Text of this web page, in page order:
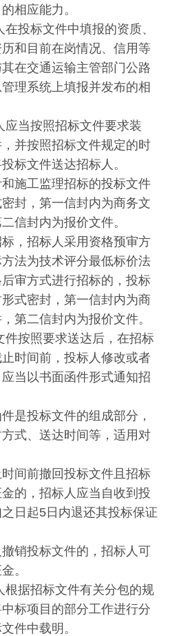
相应能力。
投标文件中填报的资质、
和目前在岗情况、信用等
在交通运输主管部门公路
理系统上填报并发布的相
应当按照招标文件要求装
并按照招标文件规定的时
标文件送达招标人。
施工监理招标的投标文件
封，第一信封内为商务文
信封内为报价文件。
，招标人采用资格预审方
法为技术评分最低标价法
审方式进行招标的，投标
式密封，第一信封内为商
第二信封内为报价文件。
件按照要求送达后，在招标
时间前，投标人修改或者
当以书面函件形式通知招
是投标文件的组成部分，
式、送达时间等，适用对
间前撤回投标文件且招标
的，招标人应当自收到投
日起5日内退还其投标保证
销投标文件的，招标人可
。
根据招标文件有关分包的规
标项目的部分工作进行分
件中载明。